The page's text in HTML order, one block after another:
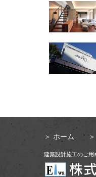
＞ ホーム ＞
建築設計施工のご用